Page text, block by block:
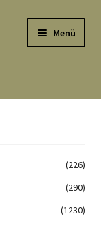
Menü
(226)
(290)
(1230)